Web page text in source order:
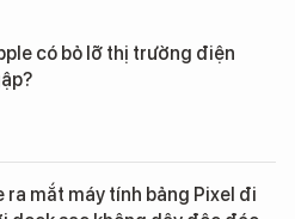
có bỏ lỡ thị trường điện
ra mắt máy tính bảng Pixel đi